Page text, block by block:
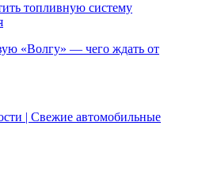
топливную систему
«Волгу» — чего ждать от